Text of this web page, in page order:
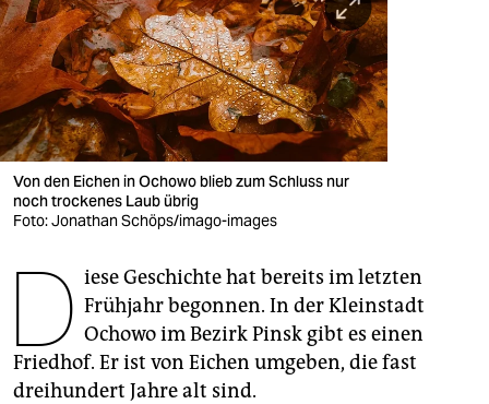
wahrheit
verlag
verlag
veranstaltungen
shop
unterstützen
genossenschaft
Von den Eichen in Ochowo blieb zum Schluss nur
noch trockenes Laub übrig
Foto: Jonathan Schöps/imago-images
D iese Geschichte hat bereits im letzten
Frühjahr begonnen. In der Kleinstadt
Ochowo im Bezirk Pinsk gibt es einen
Friedhof. Er ist von Eichen umgeben, die fast
dreihundert Jahre alt sind.